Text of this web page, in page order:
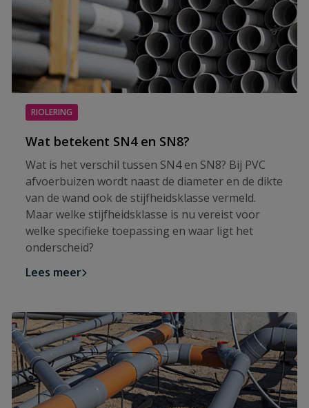
RIOLERING
Wat betekent SN4 en SN8?
Wat is het verschil tussen SN4 en SN8? Bij PVC
afvoerbuizen wordt naast de diameter en de dikte
van de wand ook de stijfheidsklasse vermeld.
Maar welke stijfheidsklasse is nu vereist voor
welke specifieke toepassing en waar ligt het
onderscheid?
Lees meer